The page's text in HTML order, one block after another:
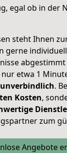
egal ob in der
steht Ihnen
gerne
etwa 1
unverbindlich.
Kosten,
zum
Angebote